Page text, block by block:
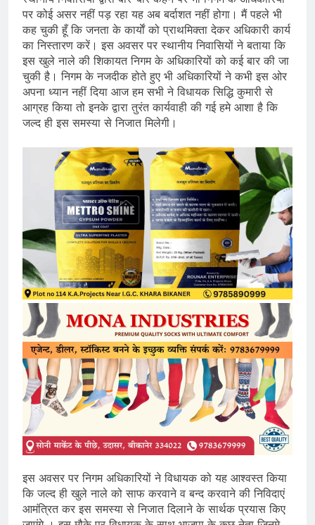
पर कोई असर नहीं पड़ रहा यह अब बर्दाशत नहीं होगा। मैं पहले भी
कह चुकी हूँ कि जनता के कार्याें को प्राथमिक्ता देकर अधिकारी कार्य
का निस्तारण करें। इस अवसर पर स्थानीय निवासियों ने बताया कि
इस खुले नाले की शिकायत निगम के अधिकारियों को कई बार की जा
चुकी है। निगम के नजदीक होते हुए भी अधिकारियों ने कभी इस ओर
अपना ध्यान नहीं दिया आज हम सभी ने विधायक सिद्धि कुमारी से
आग्रह किया तो इनके द्वारा तुरंत कार्यवाही की गई हमे आशा है कि
जल्द ही इस समस्या से निजात मिलेगी।
इस अवसर पर निगम अधिकारियों ने विधायक को यह आश्वस्त किया
कि जल्द ही खुले नाले को साफ करवाने व बन्द करवाने की निविदाएं
आमंत्रित कर इस समस्या से निजात दिलाने के सार्थक प्रयास किए